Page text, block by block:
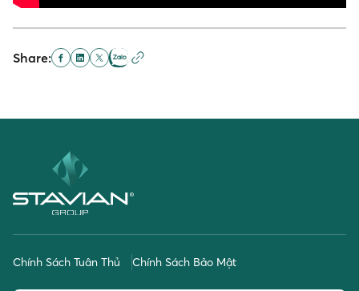
Share:
Chính Sách Tuân Thủ Chính Sách Bảo Mật